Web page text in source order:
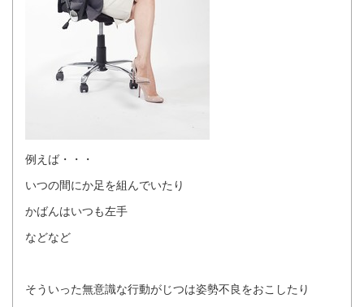
例えば・・・
いつの間にか足を組んでいたり
かばんはいつも左手
などなど
そういった無意識な行動がじつは姿勢不良をおこしたり